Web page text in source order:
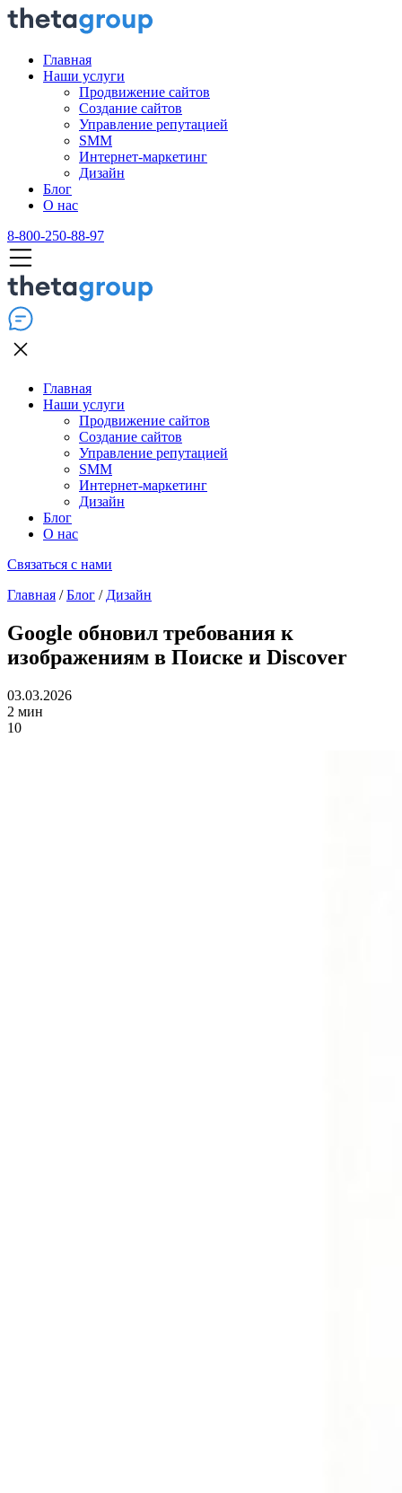
Главная
Наши услуги
Продвижение сайтов
Создание сайтов
Управление репутацией
SMM
Интернет-маркетинг
Дизайн
Блог
О нас
8-800-250-88-97
Главная
Наши услуги
Продвижение сайтов
Создание сайтов
Управление репутацией
SMM
Интернет-маркетинг
Дизайн
Блог
О нас
Связаться с нами
Главная /Блог / Дизайн
Google обновил требования к
изображениям в Поиске и Discover
03.03.2026
2 мин
10